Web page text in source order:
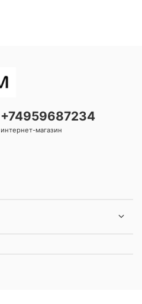
+74959687234
интернет-магазин